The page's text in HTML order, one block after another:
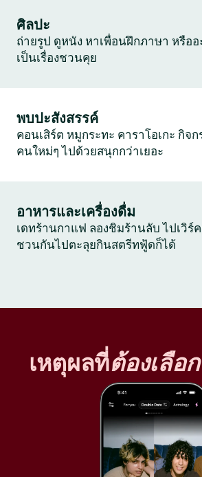
ศิลปะ
ถ่ายรูป ดูหนัง หาเพื่อนฝึกภาษา หรืออ
เป็นเรื่องชวนคุย
พบปะสังสรรค์
คอนเสิร์ต หมูกระทะ คาราโอเกะ กิจ
คนใหม่ๆ ไปด้วยสนุกกว่าเยอะ
อาหารและเครื่องดื่ม
เดทร้านกาแฟ ลองชิมร้านลับ ไปเวิร์
ชวนกันไปตะลุยกินสตรีทฟู้ดก็ได้
เหตุผลที่ต้องเลือก